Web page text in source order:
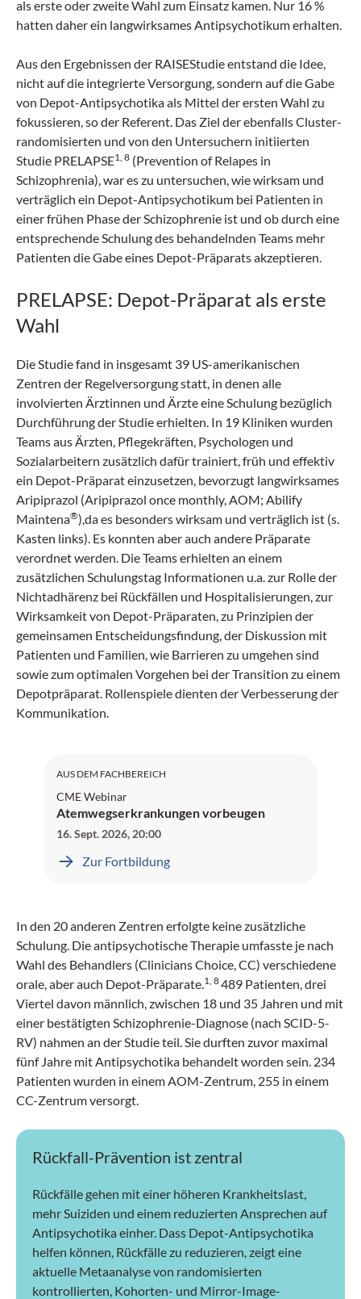
als erste oder zweite Wahl zum Einsatz kamen. Nur 16 %
hatten daher ein langwirksames Antipsychotikum erhalten.
Aus den Ergebnissen der RAISEStudie entstand die Idee,
nicht auf die integrierte Versorgung, sondern auf die Gabe
von Depot-Antipsychotika als Mittel der ersten Wahl zu
fokussieren, so der Referent. Das Ziel der ebenfalls Cluster-
randomisierten und von den Untersuchern initiierten
Studie PRELAPSE1, 8 (Prevention of Relapes in
Schizophrenia), war es zu untersuchen, wie wirksam und
verträglich ein Depot-Antipsychotikum bei Patienten in
einer frühen Phase der Schizophrenie ist und ob durch eine
entsprechende Schulung des behandelnden Teams mehr
Patienten die Gabe eines Depot-Präparats akzeptieren.
PRELAPSE: Depot-Präparat als erste
Wahl
Die Studie fand in insgesamt 39 US-amerikanischen
Zentren der Regelversorgung statt, in denen alle
involvierten Ärztinnen und Ärzte eine Schulung bezüglich
Durchführung der Studie erhielten. In 19 Kliniken wurden
Teams aus Ärzten, Pflegekräften, Psychologen und
Sozialarbeitern zusätzlich dafür trainiert, früh und effektiv
ein Depot-Präparat einzusetzen, bevorzugt langwirksames
Aripiprazol (Aripiprazol once monthly, AOM; Abilify
Maintena®),da es besonders wirksam und verträglich ist (s.
Kasten links). Es konnten aber auch andere Präparate
verordnet werden. Die Teams erhielten an einem
zusätzlichen Schulungstag Informationen u.a. zur Rolle der
Nichtadhärenz bei Rückfällen und Hospitalisierungen, zur
Wirksamkeit von Depot-Präparaten, zu Prinzipien der
gemeinsamen Entscheidungsfindung, der Diskussion mit
Patienten und Familien, wie Barrieren zu umgehen sind
sowie zum optimalen Vorgehen bei der Transition zu einem
Depotpräparat. Rollenspiele dienten der Verbesserung der
Kommunikation.
AUS DEM FACHBEREICH
CME Webinar
Atemwegserkrankungen vorbeugen
16. Sept. 2026, 20:00
Zur Fortbildung
In den 20 anderen Zentren erfolgte keine zusätzliche
Schulung. Die antipsychotische Therapie umfasste je nach
Wahl des Behandlers (Clinicians Choice, CC) verschiedene
orale, aber auch Depot-Präparate. 1, 8489 Patienten, drei
Viertel davon männlich, zwischen 18 und 35 Jahren und mit
einer bestätigten Schizophrenie-Diagnose (nach SCID-5-
RV) nahmen an der Studie teil. Sie durften zuvor maximal
fünf Jahre mit Antipsychotika behandelt worden sein. 234
Patienten wurden in einem AOM-Zentrum, 255 in einem
CC-Zentrum versorgt.
Rückfall-Prävention ist zentral
Rückfälle gehen mit einer höheren Krankheitslast,
mehr Suiziden und einem reduzierten Ansprechen auf
Antipsychotika einher. Dass Depot-Antipsychotika
helfen können, Rückfälle zu reduzieren, zeigt eine
aktuelle Metaanalyse von randomisierten
kontrollierten, Kohorten- und Mirror-Image-